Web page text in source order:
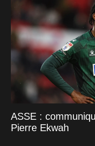
ASSE :
Pierre Ekwah